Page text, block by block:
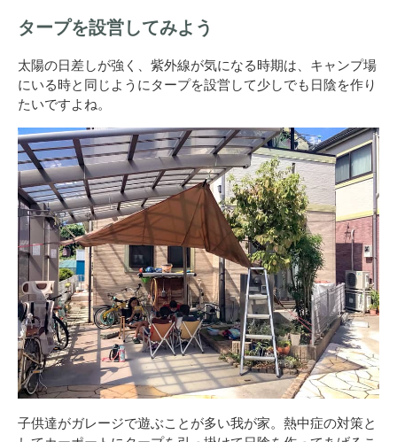
タープを設営してみよう
太陽の日差しが強く、紫外線が気になる時期は、キャンプ場
にいる時と同じようにタープを設営して少しでも日陰を作り
たいですよね。
子供達がガレージで遊ぶことが多い我が家。熱中症の対策と